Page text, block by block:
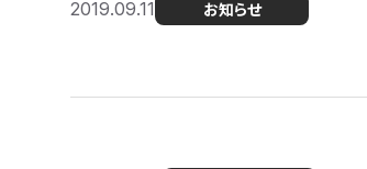
2019.09.11 お知らせ